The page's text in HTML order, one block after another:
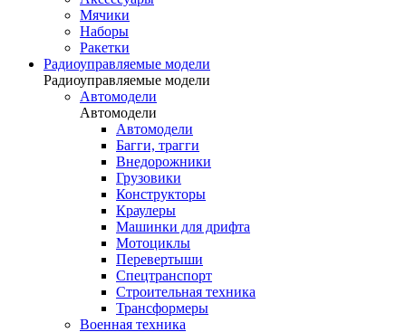
Мячики
Наборы
Ракетки
Радиоуправляемые модели
Радиоуправляемые модели
Автомодели
Автомодели
Автомодели
Багги, трагги
Внедорожники
Грузовики
Конструкторы
Краулеры
Машинки для дрифта
Мотоциклы
Перевертыши
Спецтранспорт
Строительная техника
Трансформеры
Военная техника